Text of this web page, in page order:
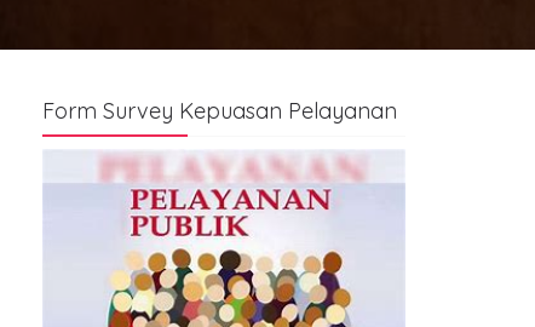
Form Survey Kepuasan Pelayanan